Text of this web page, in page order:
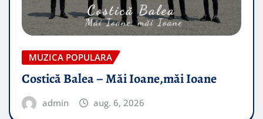
MUZICA POPULARA
Costică Balea – Măi Ioane,măi Ioane
admin aug. 6, 2026